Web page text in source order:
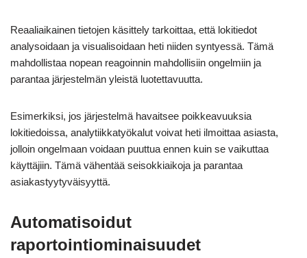
Reaaliaikainen tietojen käsittely tarkoittaa, että lokitiedot
analysoidaan ja visualisoidaan heti niiden syntyessä. Tämä
mahdollistaa nopean reagoinnin mahdollisiin ongelmiin ja
parantaa järjestelmän yleistä luotettavuutta.
Esimerkiksi, jos järjestelmä havaitsee poikkeavuuksia
lokitiedoissa, analytiikkatyökalut voivat heti ilmoittaa asiasta,
jolloin ongelmaan voidaan puuttua ennen kuin se vaikuttaa
käyttäjiin. Tämä vähentää seisokkiaikoja ja parantaa
asiakastyytyväisyyttä.
Automatisoidut
raportointiominaisuudet